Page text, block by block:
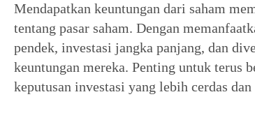
Mendapatkan keuntungan dari saham
tentang pasar saham. Dengan
pendek, investasi jangka panjang, dan
keuntungan mereka. Penting untuk terus
keputusan investasi yang lebih cerdas